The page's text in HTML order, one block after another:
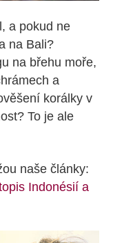
a pokud ne
na Bali?
na břehu moře,
a
korálky v
To je ale
naše články:
Indonésií a